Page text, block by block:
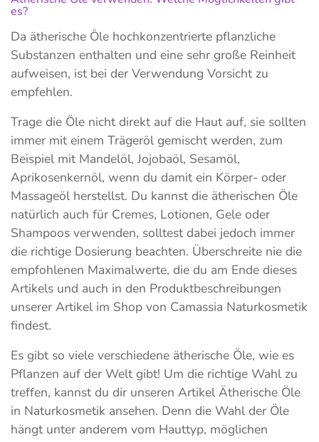
es?
Da ätherische Öle hochkonzentrierte pflanzliche
Substanzen enthalten und eine sehr große Reinheit
aufweisen, ist bei der Verwendung Vorsicht zu
empfehlen.
Trage die Öle nicht direkt auf die Haut auf, sie sollten
immer mit einem Trägeröl gemischt werden, zum
Beispiel mit Mandelöl, Jojobaöl, Sesamöl,
Aprikosenkernöl, wenn du damit ein Körper- oder
Massageöl herstellst. Du kannst die ätherischen Öle
natürlich auch für Cremes, Lotionen, Gele oder
Shampoos verwenden, solltest dabei jedoch immer
die richtige Dosierung beachten. Überschreite nie die
empfohlenen Maximalwerte, die du am Ende dieses
Artikels und auch in den Produktbeschreibungen
unserer Artikel im Shop von Camassia Naturkosmetik
findest.
Es gibt so viele verschiedene ätherische Öle, wie es
Pflanzen auf der Welt gibt! Um die richtige Wahl zu
treffen, kannst du dir unseren Artikel Ätherische Öle
in Naturkosmetik ansehen. Denn die Wahl der Öle
hängt unter anderem vom Hauttyp, möglichen